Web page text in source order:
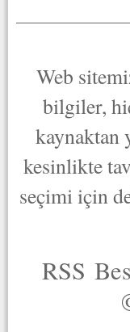
Web
bilgiler,
kaynaktan
kesinlikte
seçimi için
RSS